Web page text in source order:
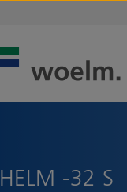
HELM -32 S